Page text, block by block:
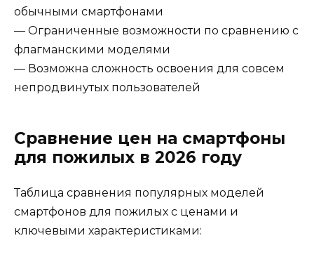
обычными смартфонами
— Ограниченные возможности по сравнению с
флагманскими моделями
— Возможна сложность освоения для совсем
непродвинутых пользователей
Сравнение цен на смартфоны
для пожилых в 2026 году
Таблица сравнения популярных моделей
смартфонов для пожилых с ценами и
ключевыми характеристиками: